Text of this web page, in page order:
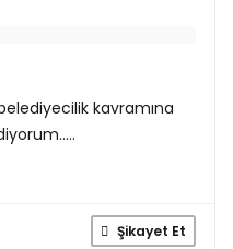
kavramına
Şikayet Et